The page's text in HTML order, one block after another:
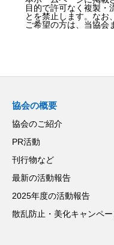
目的で許可なく複製・
とを禁止します。なお
ご希望の方は、当協会
協会の概要
協会のご紹介
PR活動
刊行物など
最新の活動報告
2025年度の活動報告
散乱防止・美化キャンペー